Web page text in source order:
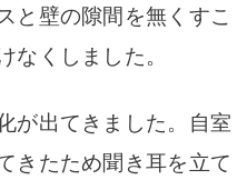
と壁の隙間を無くすこ
なくしました。
出てきました。
自室
きたため聞き耳を立て